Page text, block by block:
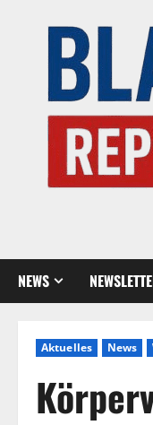
NEWS
Aktuelles News